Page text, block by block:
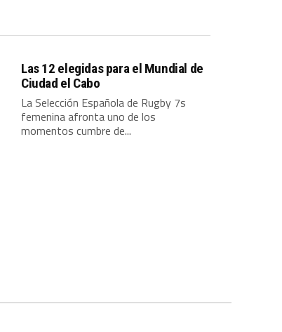
Las 12 elegidas para el Mundial de
Ciudad el Cabo
La Selección Española de Rugby 7s
femenina afronta uno de los
momentos cumbre de...